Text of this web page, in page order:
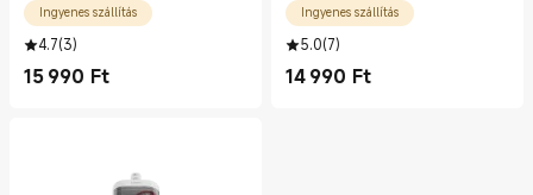
Ingyenes szállítás
4.7(3)
15 990 Ft
Current Price Ft15990.00
Ingyenes szállítás
5.0(7)
14 990 Ft
Current Price Ft14990.00